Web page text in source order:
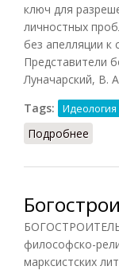
ключ для
личностных
без апелляции к
Представители
Луначарский, В.
Tags:
Идеология
Подробнее
философско-
марксистских